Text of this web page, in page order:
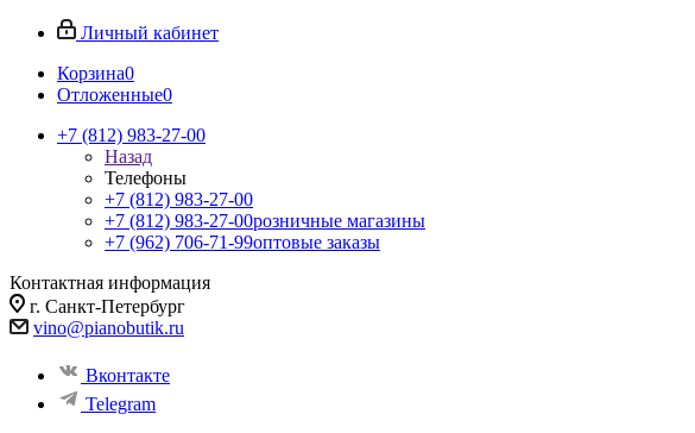
Личный кабинет
Корзина0
Отложенные0
+7 (812) 983-27-00
Назад
Телефоны
+7 (812) 983-27-00
+7 (812) 983-27-00розничные магазины
+7 (962) 706-71-99оптовые заказы
Контактная информация
г. Санкт-Петербург
vino@pianobutik.ru
Вконтакте
Telegram